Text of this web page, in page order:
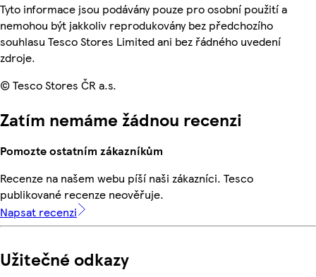
Tyto informace jsou podávány pouze pro osobní použití a
nemohou být jakkoliv reprodukovány bez předchozího
souhlasu Tesco Stores Limited ani bez řádného uvedení
zdroje.
© Tesco Stores ČR a.s.
Zatím nemáme žádnou recenzi
Pomozte ostatním zákazníkům
Recenze na našem webu píší naši zákazníci. Tesco
publikované recenze neověřuje.
Napsat recenzi
Užitečné odkazy